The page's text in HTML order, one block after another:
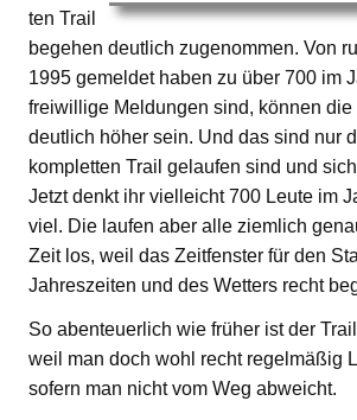
ten Trail
begehen deutlich zugenommen. Von
1995 gemeldet haben zu über 700 im
freiwillige Meldungen sind, können
deutlich höher sein. Und das sind nur
kompletten Trail gelaufen sind und
Jetzt denkt ihr vielleicht 700 Leute im
viel. Die laufen aber alle ziemlich
Zeit los, weil das Zeitfenster für den
Jahreszeiten und des Wetters recht
So abenteuerlich wie früher ist der
weil man doch wohl recht regelmäßig
sofern man nicht vom Weg abweicht.